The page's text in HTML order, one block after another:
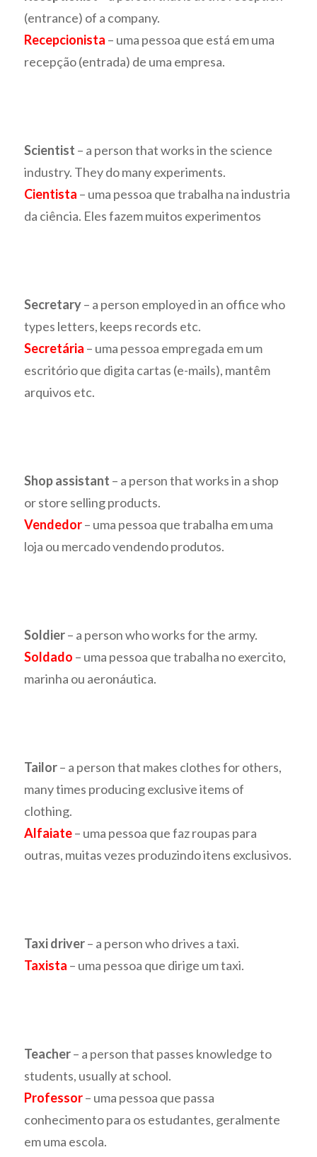
(entrance) of a company.
Recepcionista – uma pessoa que está em uma
recepção (entrada) de uma empresa.
Scientist – a person that works in the science
industry. They do many experiments.
Cientista – uma pessoa que trabalha na industria
da ciência. Eles fazem muitos experimentos
Secretary– a person employed in an office who
types letters, keeps records etc.
Secretária – uma pessoa empregada em um
escritório que digita cartas (e-mails), mantêm
arquivos etc.
Shop assistant – a person that works in a shop
or store selling products.
Vendedor– uma pessoa que trabalha em uma
loja ou mercado vendendo produtos.
Soldier– a person who works for the army.
Soldado – uma pessoa que trabalha no exercito,
marinha ou aeronáutica.
Tailor– a person that makes clothes for others,
many times producing exclusive items of
clothing.
Alfaiate– uma pessoa que faz roupas para
outras, muitas vezes produzindo itens exclusivos.
Taxi driver– a person who drives a taxi.
Taxista – uma pessoa que dirige um taxi.
Teacher– a person that passes knowledge to
students, usually at school.
Professor– uma pessoa que passa
conhecimento para os estudantes, geralmente
em uma escola.